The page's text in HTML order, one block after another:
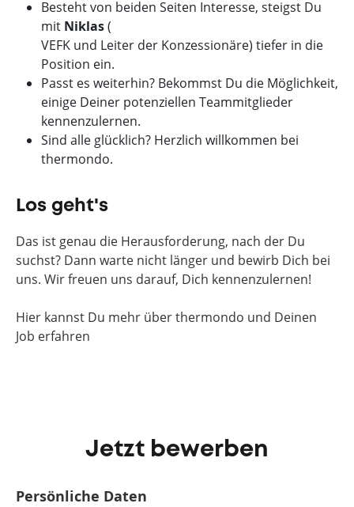
Besteht von beiden Seiten Interesse, steigst Du
mit Niklas(
VEFK und Leiter der Konzessionäre) tiefer in die
Position ein.
Passt es weiterhin? Bekommst Du die Möglichkeit,
einige Deiner potenziellen Teammitglieder
kennenzulernen.
Sind alle glücklich? Herzlich willkommen bei
thermondo.
Los geht's
Das ist genau die Herausforderung, nach der Du
suchst? Dann warte nicht länger und bewirb Dich bei
uns. Wir freuen uns darauf, Dich kennenzulernen!
Hier kannst Du mehr über thermondo und Deinen
Job erfahren
Jetzt bewerben
Persönliche Daten